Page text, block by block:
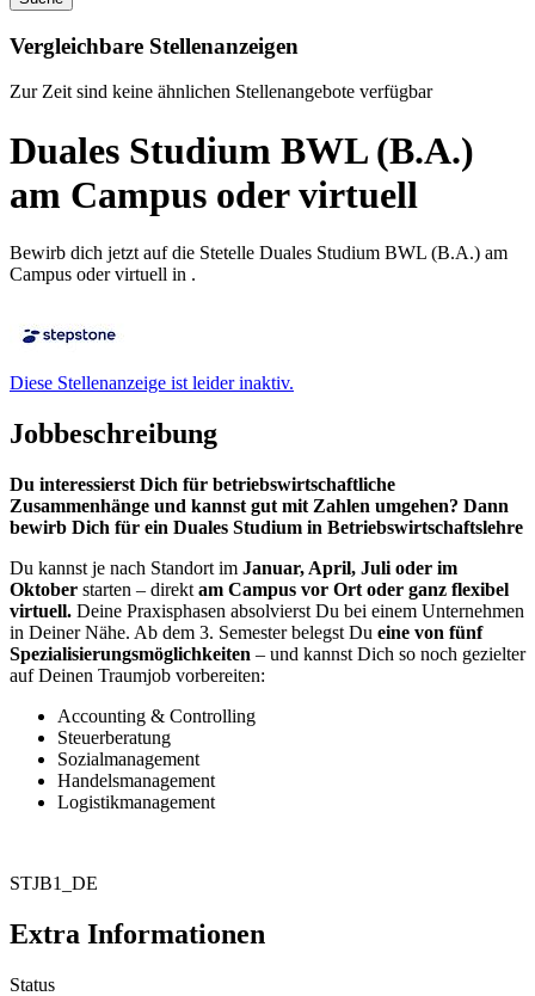
Vergleichbare Stellenanzeigen
Zur Zeit sind keine ähnlichen Stellenangebote verfügbar
Duales Studium BWL (B.A.)
am Campus oder virtuell
Bewirb dich jetzt auf die Stetelle Duales Studium BWL (B.A.) am
Campus oder virtuell in .
Diese Stellenanzeige ist leider inaktiv.
Jobbeschreibung
Du interessierst Dich für betriebswirtschaftliche
Zusammenhänge und kannst gut mit Zahlen umgehen? Dann
bewirb Dich für ein Duales Studium in Betriebswirtschaftslehre
Du kannst je nach Standort im Januar, April, Juli oder im
Oktober starten – direkt am Campus vor Ort oder ganz flexibel
virtuell. Deine Praxisphasen absolvierst Du bei einem Unternehmen
in Deiner Nähe. Ab dem 3. Semester belegst Du eine von fünf
Spezialisierungsmöglichkeiten – und kannst Dich so noch gezielter
auf Deinen Traumjob vorbereiten:
Accounting & Controlling
Steuerberatung
Sozialmanagement
Handelsmanagement
Logistikmanagement
STJB1_DE
Extra Informationen
Status